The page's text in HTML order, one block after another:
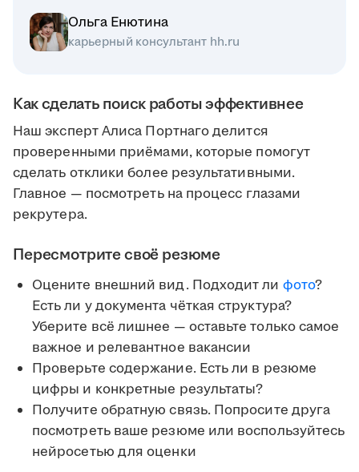
Ольга Енютина
карьерный консультант hh.ru
Как сделать поиск работы эффективнее
Наш эксперт Алиса Портнаго делится
проверенными приёмами, которые помогут
сделать отклики более результативными.
Главное — посмотреть на процесс глазами
рекрутера.
Пересмотрите своё резюме
Оцените внешний вид. Подходит ли фото?
Есть ли у документа чёткая структура?
Уберите всё лишнее — оставьте только самое
важное и релевантное вакансии
Проверьте содержание. Есть ли в резюме
цифры и конкретные результаты?
Получите обратную связь. Попросите друга
посмотреть ваше резюме или воспользуйтесь
нейросетью для оценки